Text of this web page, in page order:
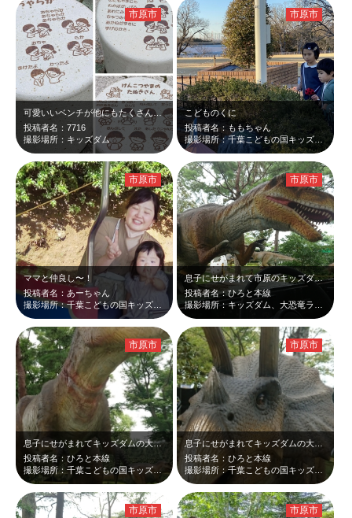
可愛いいベンチが他にもたくさんあります。
投稿者名：7716
撮影場所：キッズダム
市原市
こどものくに
投稿者名：ももちゃん
撮影場所：千葉こどもの国キッズダム
市原市
ママと仲良し〜！
投稿者名：あーちゃん
撮影場所：千葉こどもの国キッズダム
市原市
息子にせがまれて市原のキッズダムに行って来ました。ティラノサウルスかジープを襲…
投稿者名：ひろと本線
市原市
息子にせがまれてキッズダムの大恐竜ランドに行って来ました。子供に大人気のティラ…
投稿者名：ひろと本線
撮影場所：千葉こどもの国キッズダム
市原市
息子にせがまれてキッズダムの大恐竜ランドに行って来ました。子供のの目線でトリケ…
投稿者名：ひろと本線
撮影場所：千葉こどもの国キッズダム
市原市
市原市 市原市